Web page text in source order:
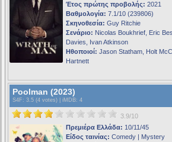
Έτος πρώτης προβολής: 2021
Βαθμολογία: 7.1/10 (239806)
Σκηνοθεσία: Guy Ritchie
Σενάριο: Nicolas Boukhrief, Eric
Davies, Ivan Atkinson
Ηθοποιοί: Jason Statham, Holt
Hartnett
Poolman (2023)
S4F : 3.5 (4 votes) | iMDB: 4
3.9/10
Πρεμιέρα Ελλάδα: 10/11/45
Είδος ταινίας: Comedy | Mystery